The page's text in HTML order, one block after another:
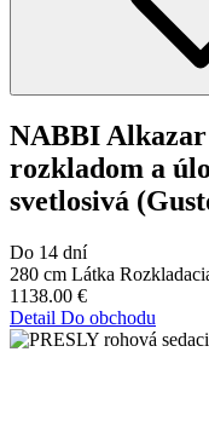
NABBI Alkazar
rozkladom a
svetlosivá
Do 14 dní
280 cm Látka
1138.00 €
Detail Do obchodu